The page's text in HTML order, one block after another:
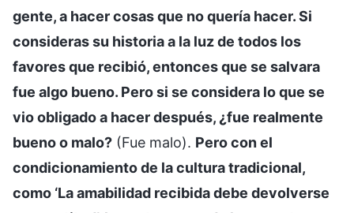
gente, a hacer cosas que no quería hacer. Si
consideras su historia a la luz de todos los
favores que recibió, entonces que se salvara
fue algo bueno. Pero si se considera lo que se
vio obligado a hacer después, ¿fue realmente
bueno o malo? (Fue malo). Pero con el
condicionamiento de la cultura tradicional,
como ‘La amabilidad recibida debe devolverse